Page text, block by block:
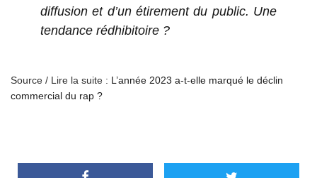
diffusion et d’un étirement du public. Une
tendance rédhibitoire ?
Source / Lire la suite : L’année 2023 a-t-elle marqué le déclin
commercial du rap ?